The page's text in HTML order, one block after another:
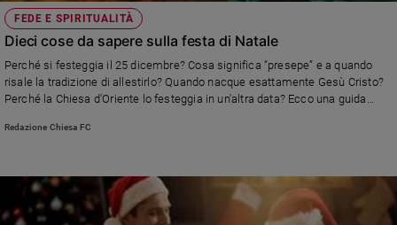
FEDE E SPIRITUALITÀ
Dieci cose da sapere sulla festa di Natale
Perché si festeggia il 25 dicembre? Cosa significa “presepe” e a quando
risale la tradizione di allestirlo? Quando nacque esattamente Gesù Cristo?
Perché la Chiesa d'Oriente lo festeggia in un'altra data? Ecco una guida
Redazione Chiesa FC